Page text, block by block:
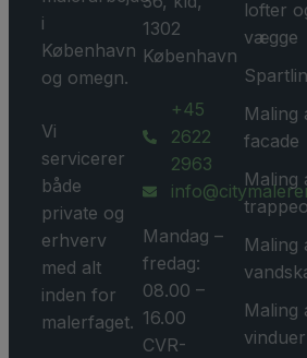
i
København
og omegn.
Vi
servicerer
både
private og
erhverv
med alt
inden for
malerfaget.
1302
København
+45
2622
2963
Mandag –
fredag:
08.00 –
16.00
CVR-
lofter
vægge
Maling
facade
Maling
Maling
Maling
vinduer